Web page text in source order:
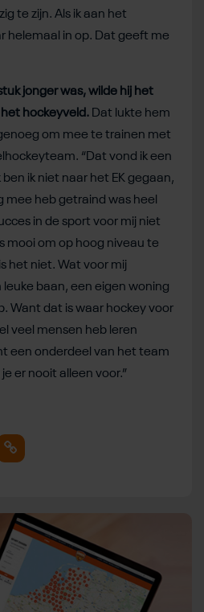
te zijn. Als ik aan het
helemaal in op. Dat geeft me
jonger was, wilde hij het
het hockeyveld. Dat lukte hem
om mee te trainen met
“Dat vond ik een
ik niet naar het EK gegaan,
mee heb getraind was heel
in de sport voor mij niet
mooi om op hoog niveau te
het niet. Wat voor mij
leuke baan, een eigen woning
Want dat is waar hockey voor
veel mensen heb leren
een onderdeel van het team
er nooit alleen voor.”
Kopieer link